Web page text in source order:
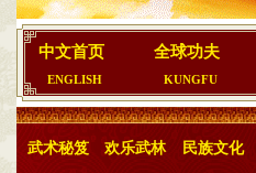
中文首页
ENGLISH
全球功夫
KUNGFU
武术秘笈 欢乐武林 民族文化